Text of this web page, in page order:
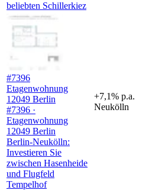
beliebten Schillerkiez
#7396
Etagenwohnung
12049 Berlin
#7396 ·
Etagenwohnung
12049 Berlin
Berlin-Neukölln:
Investieren Sie
zwischen Hasenheide
und Flugfeld
Tempelhof
+7,1% p.a.
Neukölln